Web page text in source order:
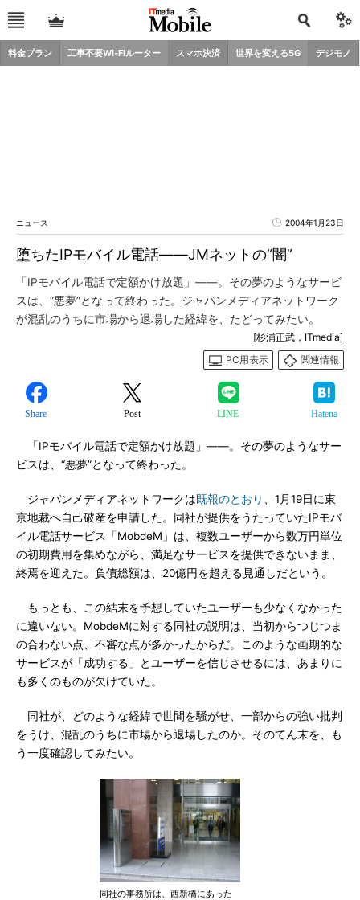
料金プラン 工事不要Wi-Fiルーター スマホ決済 世界を変える5G デジモノ
ニュース 2004年1月23日
堕ちたIPモバイル電話――JMネットの“闇”
「IPモバイル電話で定額かけ放題」――。その夢のようなサービ
スは、“悪夢”となって終わった。ジャパンメディアネットワーク
が混乱のうちに市場から退場した経緯を、たどってみたい。
[杉浦正武，ITmedia]
PC用表示
関連情報
Share Post LINE Hatena
「IPモバイル電話で定額かけ放題」――。その夢のようなサー
ビスは、“悪夢”となって終わった。
ジャパンメディアネットワークは既報のとおり
、1月19日に東
京地裁へ自己破産を申請した。同社が提供をうたっていたIPモバ
イル電話サービス「MobdeM」は、複数ユーザーから数万円単位
の初期費用を集めながら、満足なサービスを提供できないまま、
終焉を迎えた。負債総額は、20億円を超える見通しだという。
もっとも、この結末を予想していたユーザーも少なくなかった
に違いない。MobdeMに対する同社の説明は、当初からつじつま
の合わない点、不審な点が多かったからだ。このような画期的な
サービスが「成功する」とユーザーを信じさせるには、あまりに
も多くのものが欠けていた。
同社が、どのような経緯で世間を騒がせ、一部からの強い批判
をうけ、混乱のうちに市場から退場したのか。そのてん末を、も
う一度確認してみたい。
同社の事務所は、西新橋にあった